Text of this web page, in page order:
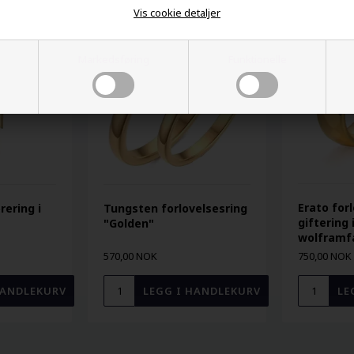
Vis cookie detaljer
i
Tungsten forlovelsesring
"Golden"
570,00 NOK
Erato
giftering
750,00 NOK